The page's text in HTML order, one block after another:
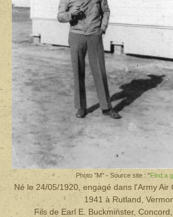
Photo "M" - Source site : "Find a
Né le 24/05/1920, engagé dans l'Army Air
1941 à Rutland,
Fils de Earl E. Buckminster,